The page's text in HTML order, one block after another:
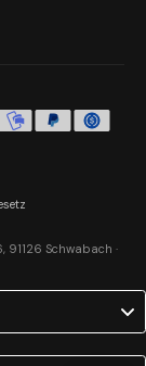
91126 Schwabach ·